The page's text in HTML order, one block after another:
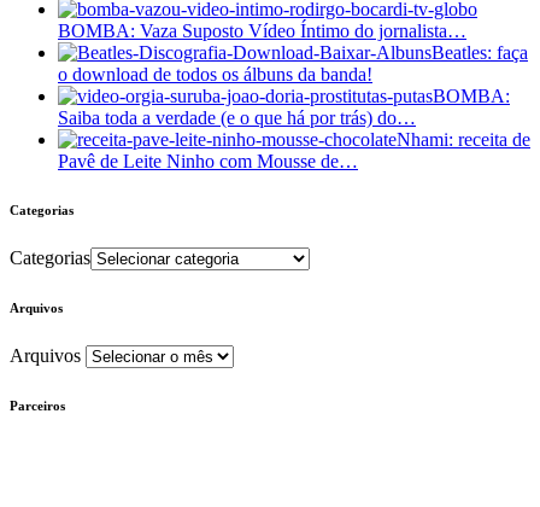
BOMBA: Vaza Suposto Vídeo Íntimo do jornalista…
Beatles: faça
o download de todos os álbuns da banda!
BOMBA:
Saiba toda a verdade (e o que há por trás) do…
Nhami: receita de
Pavê de Leite Ninho com Mousse de…
Categorias
Categorias
Arquivos
Arquivos
Parceiros